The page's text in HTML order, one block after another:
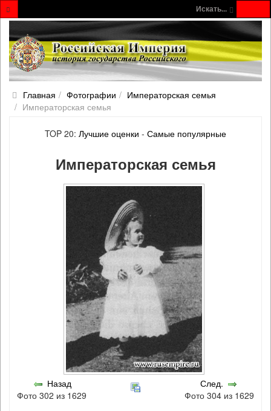
Искать...
Главная Фотографии
Императорская семья
Императорская семья
TOP 20: Лучшие оценки - Самые популярные
Императорская семья
Назад
Фото 302 из 1629
След.
Фото 304 из 1629